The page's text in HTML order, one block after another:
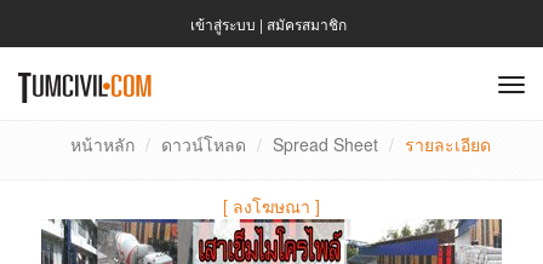
เข้าสู่ระบบ | สมัครสมาชิก
หน้าหลัก ดาวน์โหลด Spread Sheet รายละเอียด
[ ลงโฆษณา ]